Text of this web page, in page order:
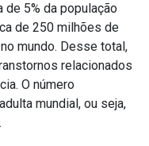
de 5% da população
de 250 milhões de
mundo. Desse total,
relacionados
O número
mundial, ou seja,